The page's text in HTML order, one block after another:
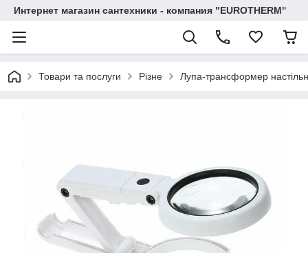
Интернет магазин сантехники - компания "EUROTHERM"
Товари та послуги Різне Лупа-трансформер